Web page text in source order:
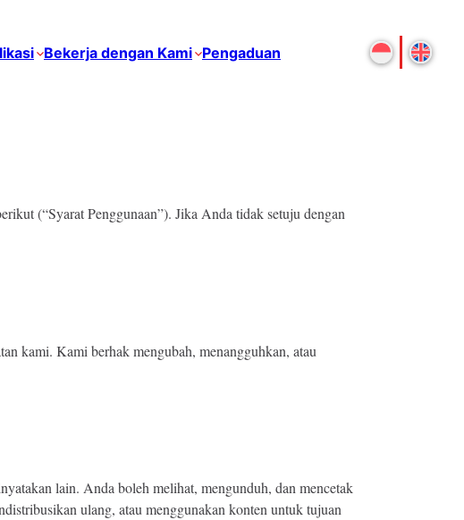
Bekerja dengan Kami Pengaduan
(“Syarat Penggunaan”). Jika Anda tidak setuju dengan
kami. Kami berhak mengubah, menangguhkan, atau
lain. Anda boleh melihat, mengunduh, dan mencetak
ulang, atau menggunakan konten untuk tujuan